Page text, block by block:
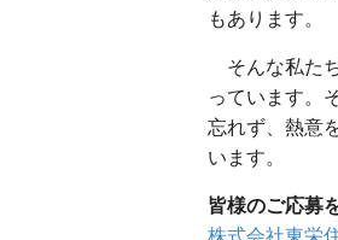
もあります。
そんな私た
っています。
忘れず、熱意
います。
皆様のご応募
株式会社東栄